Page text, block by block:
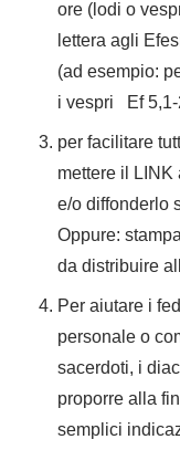
ore (lodi o
lettera agli
(ad esempio:
i vespri Ef
per facilitare
mettere il
e/o diffonderlo
Oppure:
da distribuire
Per aiutare i
personale o
sacerdoti, i
proporre alla
semplici